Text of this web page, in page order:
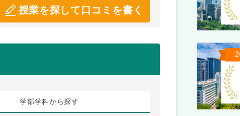
授業を探して口コミを書く
学部学科から探す